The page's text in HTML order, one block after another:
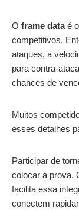
O frame dataé
competitivos.
ataques, a
para contra-
chances de
Muitos
esses detalhes
Participar de
colocar à prova.
facilita essa
conectem